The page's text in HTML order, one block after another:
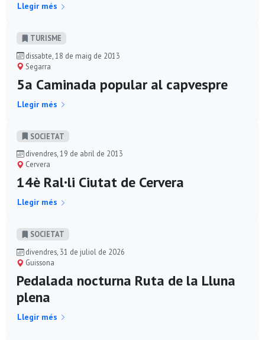
Llegir més
TURISME
dissabte, 18 de maig de 2013
Segarra
5a Caminada popular al capvespre
Llegir més
SOCIETAT
divendres, 19 de abril de 2013
Cervera
14è Ral·li Ciutat de Cervera
Llegir més
SOCIETAT
divendres, 31 de juliol de 2026
Guissona
Pedalada nocturna Ruta de la Lluna
plena
Llegir més